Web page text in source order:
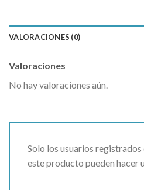
VALORACIONES (0)
Valoraciones
No hay valoraciones aún.
Solo los usuarios
este producto pueden hacer